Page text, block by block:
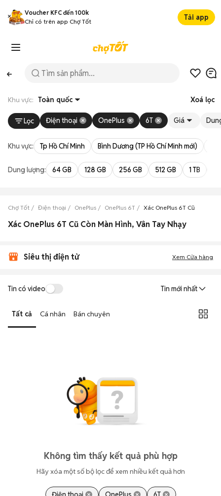
Voucher KFC đến 100k
Chỉ có trên app Chợ Tốt
Tải app
Khu vực: Toàn quốc Xoá lọc
Lọc Điện thoại OnePlus 6T Giá
Khu vực: Tp Hồ Chí Minh Bình Dương (TP Hồ Chí Minh mới)
Dung lượng: 64 GB 128 GB 256 GB 512 GB 1 TB
Chợ Tốt Điện thoại OnePlus OnePlus 6T Xác OnePlus 6T Cũ
Xác OnePlus 6T Cũ Còn Màn Hình, Vân Tay Nhạy
Siêu thị điện tử Xem Cửa hàng
Tin có video Tin mới nhất
Tất cả Cá nhân Bán chuyên
Không tìm thấy kết quả phù hợp
Hãy xóa một số bộ lọc để xem nhiều kết quả hơn